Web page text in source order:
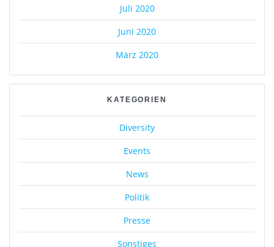
Juli 2020
Juni 2020
März 2020
KATEGORIEN
Diversity
Events
News
Politik
Presse
Sonstiges